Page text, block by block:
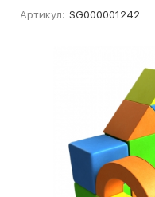
Артикул: SG000001242